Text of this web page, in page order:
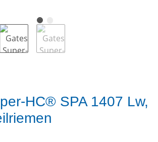
HC® SPA 1407 Lw,